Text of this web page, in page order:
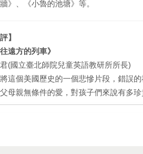
》、《小魯的池塘》等。
】
遠方的列車》
君(國立臺北師院兒童英語教研所所
這個美國歷史的一個悲慘片段，錯誤
母親無條件的愛，對孩子們來說有多珍